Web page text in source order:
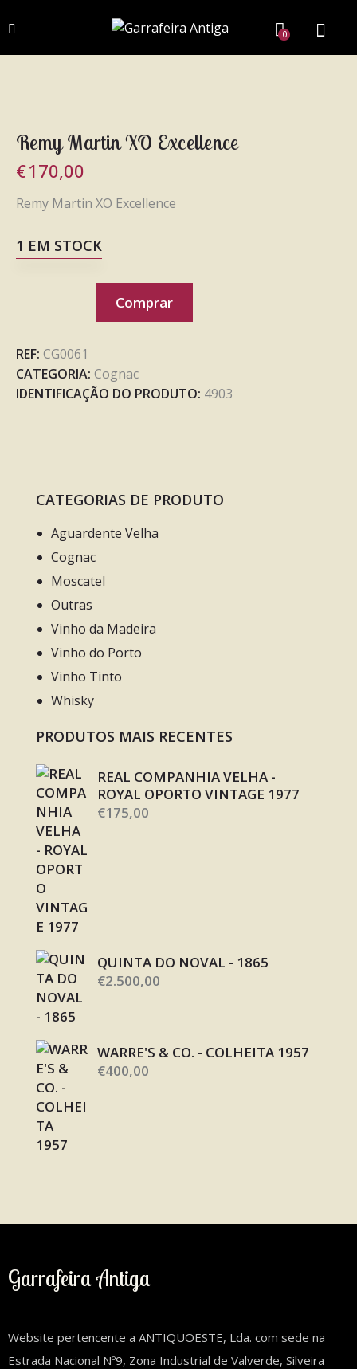
0
Remy Martin XO Excellence
€170,00
Remy Martin XO Excellence
1 EM STOCK
Comprar
REF: CG0061
CATEGORIA: Cognac
IDENTIFICAÇÃO DO PRODUTO: 4903
CATEGORIAS DE PRODUTO
Aguardente Velha
Cognac
Moscatel
Outras
Vinho da Madeira
Vinho do Porto
Vinho Tinto
Whisky
PRODUTOS MAIS RECENTES
REAL COMPANHIA VELHA -
ROYAL OPORTO VINTAGE 1977
€175,00
QUINTA DO NOVAL - 1865
€2.500,00
WARRE'S & CO. - COLHEITA 1957
€400,00
Garrafeira Antiga
Website pertencente a ANTIQUOESTE, Lda. com sede na
Estrada Nacional Nº9, Zona Industrial de Valverde, Silveira